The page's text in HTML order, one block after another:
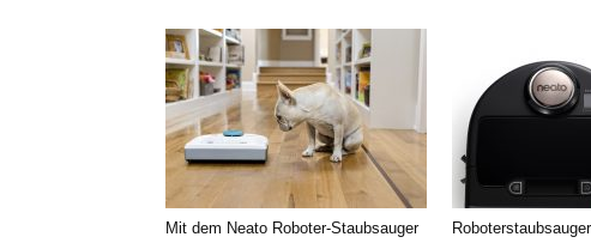
Mit dem Neato Roboter-Staubsauger